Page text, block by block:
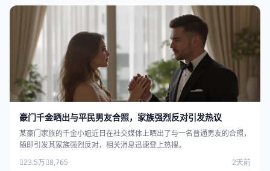
豪门千金晒出与平民男友合照，家族强烈反对引发热议
某豪门家族的千金小姐近日在社交媒体上晒出了与一名普通男友的合照，
随即引发其家族强烈反对，相关消息迅速登上热搜。
23.5万 8,765 2天前